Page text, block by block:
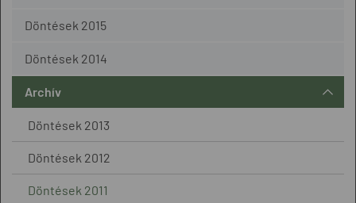
Döntések 2015
Döntések 2014
Archív
Döntések 2013
Döntések 2012
Döntések 2011